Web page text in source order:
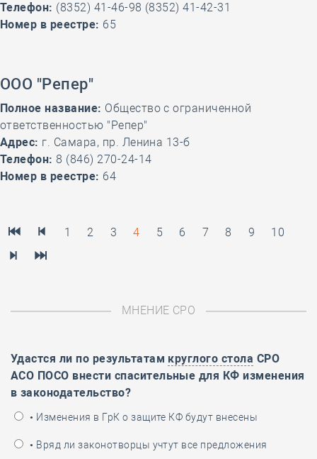
Телефон: (8352) 41-46-98 (8352) 41-42-31
Номер в реестре: 65
ООО "Репер"
Полное название: Общество с ограниченной
ответственностью "Репер"
Адрес: г. Самара, пр. Ленина 13-б
Телефон: 8 (846) 270-24-14
Номер в реестре: 64
1 2 3 4 5 6 7 8 9 10
МНЕНИЕ СРО
Удастся ли по результатам круглого стола СРО
АСО ПОСО внести спасительные для КФ изменения
в законодательство?
• Изменения в ГрК о защите КФ будут внесены
• Вряд ли законотворцы учтут все предложения